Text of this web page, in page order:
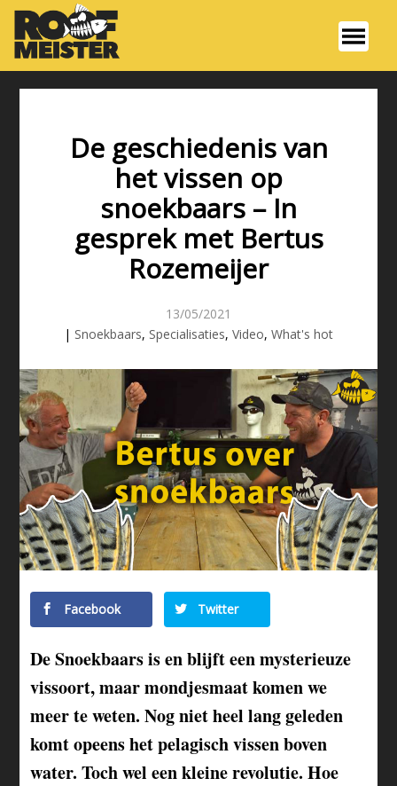
De geschiedenis van
het vissen op
snoekbaars – In
gesprek met Bertus
Rozemeijer
13/05/2021
| Snoekbaars, Specialisaties, Video, What's hot
Facebook Twitter
De Snoekbaars is en blijft een mysterieuze
vissoort, maar mondjesmaat komen we
meer te weten. Nog niet heel lang geleden
komt opeens het pelagisch vissen boven
water. Toch wel een kleine revolutie. Hoe